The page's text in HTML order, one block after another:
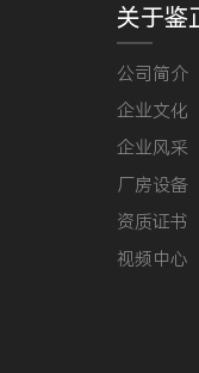
关于鉴
公司简介
企业文化
企业风采
厂房设备
资质证书
视频中心